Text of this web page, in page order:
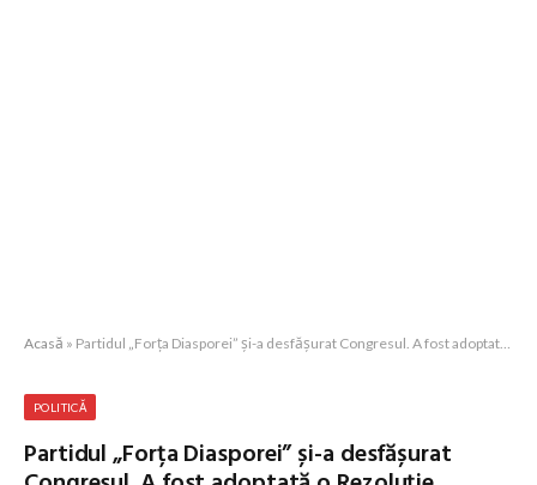
Acasă » Partidul „Forța Diasporei” și-a desfășurat Congresul. A fost adoptată o Rezoluție
POLITICĂ
Partidul „Forța Diasporei” și-a desfășurat